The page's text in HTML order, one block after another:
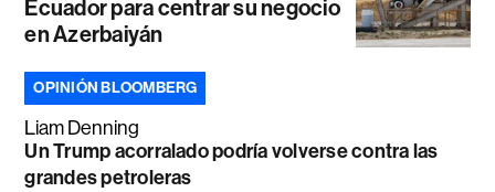
Ecuador para centrar su negocio
en Azerbaiyán
OPINIÓN BLOOMBERG
Liam Denning
Un Trump acorralado podría volverse contra las
grandes petroleras